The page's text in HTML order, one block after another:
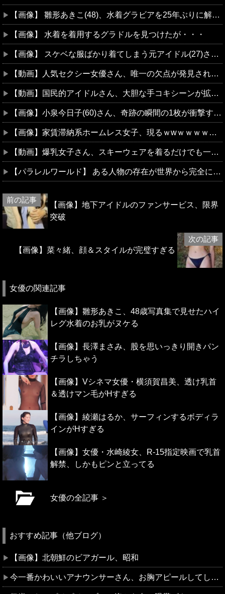
【画像】 雛形あきこ(48)、水着グラビアを25年ぶりに解禁ｗｗｗｗｗｗ最新写真集で若い頃より美しいビキニ＆ランジェリー姿を大胆披露！！！
【画像】 水着を着用するグラドルを見つけたが・・・
【画像】 スケベな服ばかり着てしまう元アイドル(27)さんが話題にｗｗｗｗｗｗ
【動画】人気セクシー女優さん、唯一の欠点が発見されてしまうｗｗｗｗｗｗ
【動画】国民的アイドルさん、大胆な手コキシーンが拡散されてしまうwwwww
【画像】小泉今日子(60)さん、奇跡の瞬間の1枚が衝撃すぎると話題になるｗｗｗｗｗｗ
【画像】家賃滞納系ホームレス女子、現るｗwｗｗｗｗｗｗｗｗｗｗ
【動画】爆乳女子さん、スキーウェアを着るだけでも一苦労ｗｗｗwｗｗｗｗｗｗｗｗ❤
【パラレルワールド】 ある人物の存在が世界から完全に消失…何これ
【画像】地下アイドルのファンサービス、限界
突破
【画像】菜々緒、顔＆スタイルが完璧すぎる
女優の関連記事
【画像】雛形あきこ、48歳写真集で見せたハイ
レグ水着のお乳がヌケる
【画像】長澤まさみ、股を思いっきり開きパン
チラしちゃう
【画像】Vシネマ女優・横須賀昌美、透け乳首
＆透けマン毛がHすぎる
【画像】綾瀬はるか、サーフィンするボディラ
インがHすぎる
【画像】女優・水崎綾女、R-15指定映画で乳首
解禁、しかもピンと立ってる
女優の全記事 ＞
おすすめ記事（他ブログ）
【画像】北朝鮮のビアガール、昭和
今一番かわいいアナウンサーさん、お胸アピールしてしまう